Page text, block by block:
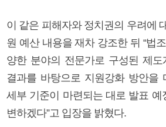
이 같은 피해자와 정치권의 우려에
원 예산 내용을 재차 강조한 뒤 “법
양한 분야의 전문가로 구성된 제도
결과를 바탕으로 지원강화 방안을
세부 기준이 마련되는 대로 발표 예
변하겠다”고 입장을 밝혔다.